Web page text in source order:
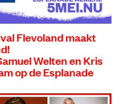
Flevoland maakt
Welten en Kris
op de Esplanade